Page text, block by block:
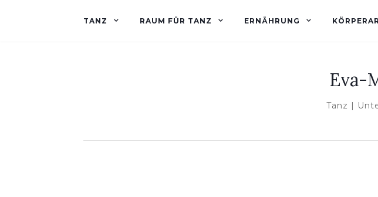
TANZ RAUM FÜR TANZ ERNÄHRUNG
Eva-
Tanz |